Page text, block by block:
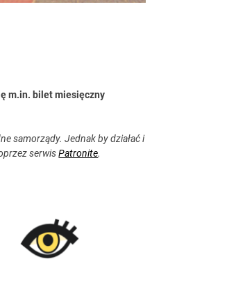
m.in. bilet miesięczny
samorządy. Jednak by działać i
serwisPatronite.